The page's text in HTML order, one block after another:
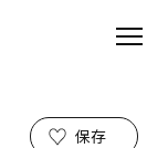
保存